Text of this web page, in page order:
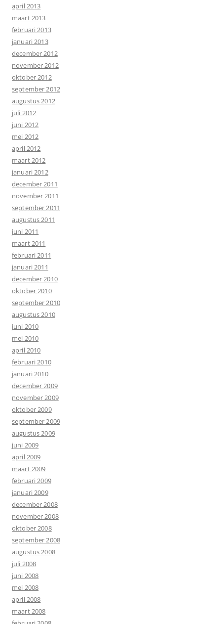
april 2013
maart 2013
februari 2013
januari 2013
december 2012
november 2012
oktober 2012
september 2012
augustus 2012
juli 2012
juni 2012
mei 2012
april 2012
maart 2012
januari 2012
december 2011
november 2011
september 2011
augustus 2011
juni 2011
maart 2011
februari 2011
januari 2011
december 2010
oktober 2010
september 2010
augustus 2010
juni 2010
mei 2010
april 2010
februari 2010
januari 2010
december 2009
november 2009
oktober 2009
september 2009
augustus 2009
juni 2009
april 2009
maart 2009
februari 2009
januari 2009
december 2008
november 2008
oktober 2008
september 2008
augustus 2008
juli 2008
juni 2008
mei 2008
april 2008
maart 2008